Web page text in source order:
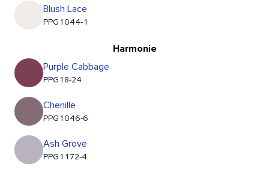
Blush Lace
PPG1044-1
Harmonie
Purple Cabbage
PPG18-24
Chenille
PPG1046-6
Ash Grove
PPG1172-4